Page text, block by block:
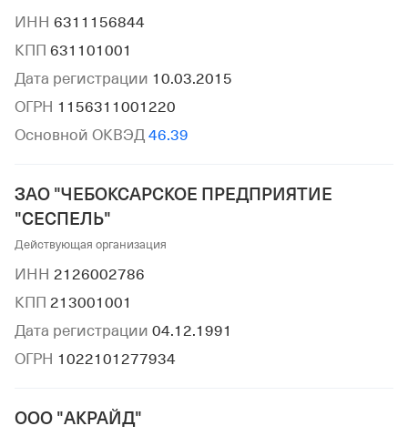
ИНН 6311156844
КПП 631101001
Дата регистрации 10.03.2015
ОГРН 1156311001220
Основной ОКВЭД 46.39
ЗАО "ЧЕБОКСАРСКОЕ ПРЕДПРИЯТИЕ
"СЕСПЕЛЬ"
Действующая организация
ИНН 2126002786
КПП 213001001
Дата регистрации 04.12.1991
ОГРН 1022101277934
ООО "АКРАЙД"